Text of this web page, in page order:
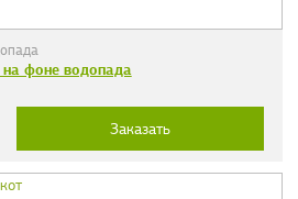
фоне водопада
Заказать